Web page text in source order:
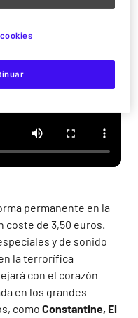
permanente en la
coste de 3,50 euros.
y de sonido
la terrorífica
con el corazón
en los grandes
como Constantine, El